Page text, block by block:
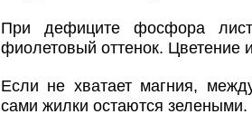
При дефиците фосфора
фиолетовый оттенок. Цветение
Если не хватает магния,
сами жилки остаются зелеными.